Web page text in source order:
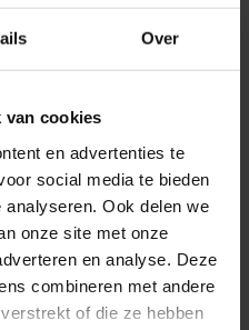
Over
van cookies
en advertenties te
social media te bieden
Ook delen we
onze site met onze
en analyse. Deze
combineren met andere
of die ze hebben
Vlaamse keten met
stad.